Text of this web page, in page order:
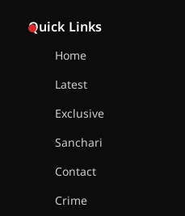
Quick Links
Home
Latest
Exclusive
Sanchari
Contact
Crime